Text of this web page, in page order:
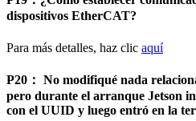
dispositivos EtherCAT?
Para más detalles, haz clic aquí
P20： No modifiqué nada
pero durante el arranque Jetson
con el UUID y luego entró en la